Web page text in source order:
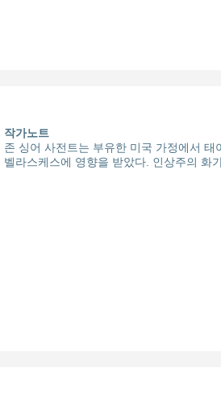
작가노트
존 싱어 사전트는 부유한 미국 가정에서
벨라스케스에 영향을 받았다. 인상주의 화